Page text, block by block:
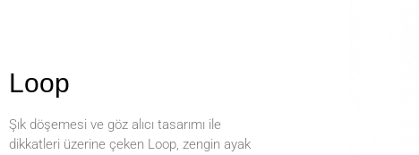
Loop
Şık döşemesi ve göz alıcı tasarımı ile
dikkatleri üzerine çeken Loop, zengin ayak